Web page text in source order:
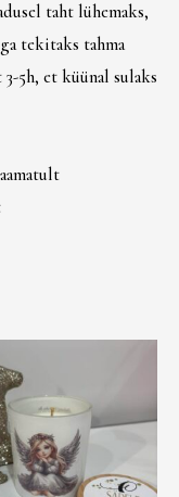
taht lühemaks,
tekitaks tahma
5h, et küünal sulaks